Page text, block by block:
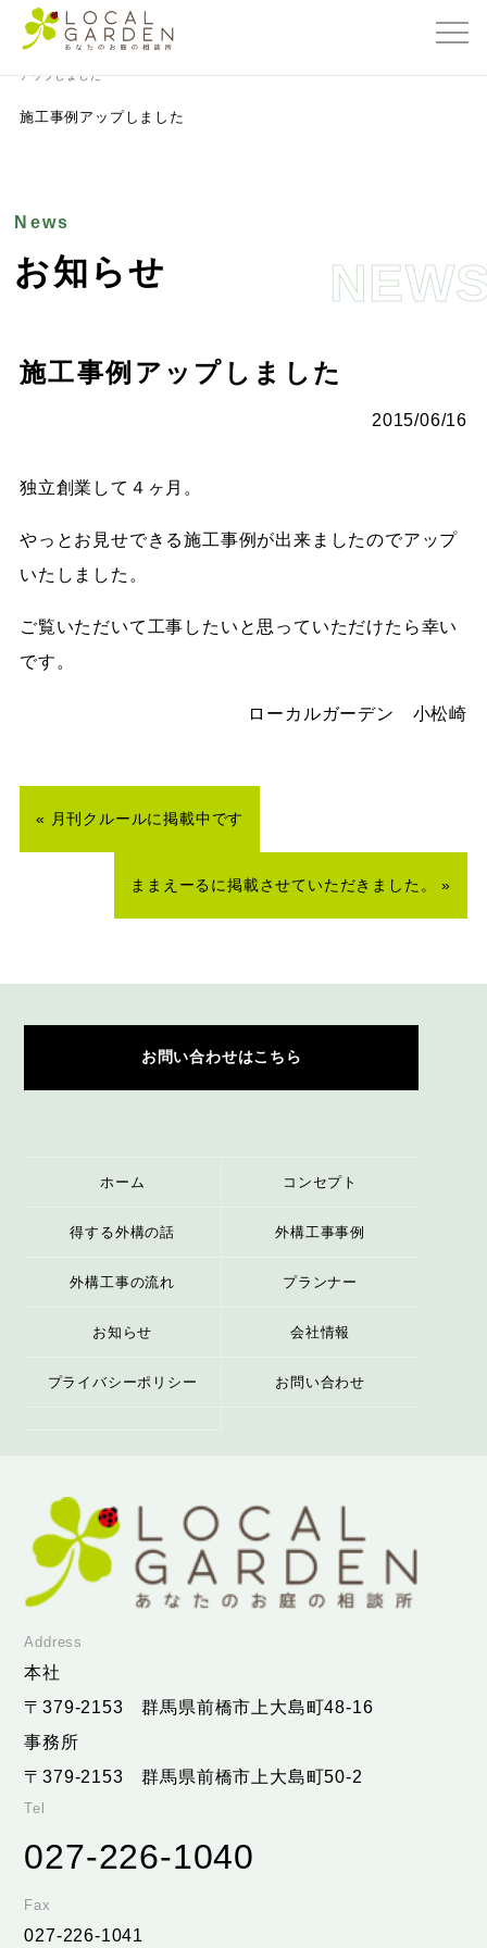
群馬県前橋市の外構・エクステリア専門店ローカルガーデン
アップしました
施工事例アップしました
News
お知らせ
施工事例アップしました
2015/06/16
独立創業して４ヶ月。
やっとお見せできる施工事例が出来ましたのでアップ
いたしました。
ご覧いただいて工事したいと思っていただけたら幸い
です。
ローカルガーデン 小松崎
« 月刊クルールに掲載中です
ままえーるに掲載させていただきました。 »
お問い合わせはこちら
ホーム コンセプト
得する外構の話 外構工事事例
外構工事の流れ プランナー
お知らせ 会社情報
プライバシーポリシー お問い合わせ
Address
本社
〒379-2153群馬県前橋市上大島町48-16
事務所
〒379-2153群馬県前橋市上大島町50-2
Tel
027-226-1040
Fax
027-226-1041